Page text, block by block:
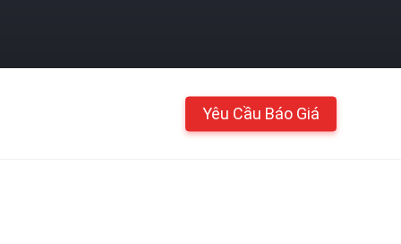
Yêu Cầu Báo Giá